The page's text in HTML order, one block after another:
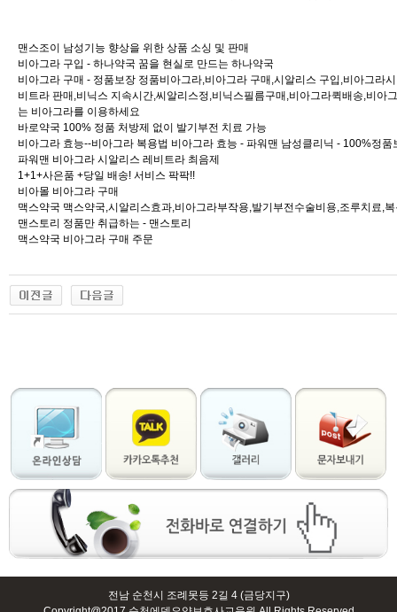
맨스조이 남성기능 향상을 위한 상품 소싱 및 판매
비아그라 구입 - 하나약국 꿈을 현실로 만드는 하나약국
비아그라 구매 - 정품보장 정품비아그라,비아그라 구매,시알리스 구입,비아그라
비트라 판매,비닉스 지속시간,씨알리스정,비닉스필름구매,비아그라퀵배송,비아
는 비아그라를 이용하세요
바로약국 100% 정품 처방제 없이 발기부전 치료 가능
비아그라 효능--비아그라 복용법 비아그라 효능 - 파워맨 남성클리닉 - 100%정품
파워맨 비아그라 시알리스 레비트라 최음제
1+1+사은품 +당일 배송! 서비스 팍팍!!
비아몰 비아그라 구매
맥스약국 맥스약국,시알리스효과,비아그라부작용,발기부전수술비용,조루치료,
맨스토리 정품만 취급하는 - 맨스토리
맥스약국 비아그라 구매 주문
마
장
안
전남 순천시 조례못등 2길 4 (금당지구)